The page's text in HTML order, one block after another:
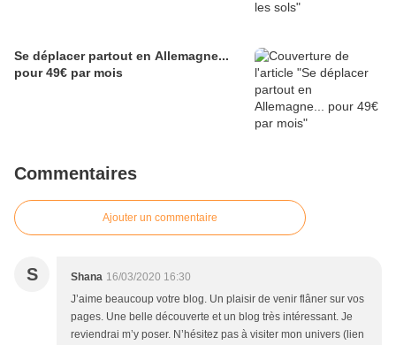
Se déplacer partout en Allemagne...
pour 49€ par mois
Commentaires
Ajouter un commentaire
S Shana 16/03/2020 16:30
J’aime beaucoup votre blog. Un plaisir de venir flâner sur vos
pages. Une belle découverte et un blog très intéressant. Je
reviendrai m’y poser. N’hésitez pas à visiter mon univers (lien